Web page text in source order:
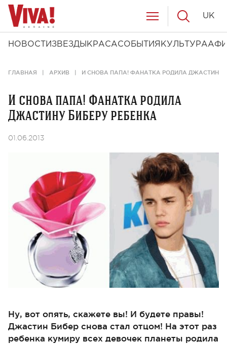
НОВОСТИ ЗВЕЗДЫ КРАСАСОБЫТИЯ КУЛЬТУРА
UK
ГЛАВНАЯ АРХИВ И СНОВА ПАПА! ФАНАТКА РОДИЛА ДЖАСТИНУ
И снова папа! Фанатка родила
Джастину Биберу ребенка
01.06.2013
Ну, вот опять, скажете вы! И будете правы!
Джастин Бибер снова стал отцом! На этот раз
ребенка кумиру всех девочек планеты родила